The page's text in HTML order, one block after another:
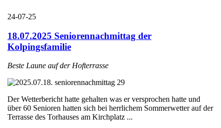
24-07-25
18.07.2025 Seniorennachmittag der
Kolpingsfamilie
Beste Laune auf der Hofterrasse
Der Wetterbericht hatte gehalten was er versprochen hatte und
über 60 Senioren hatten sich bei herrlichem Sommerwetter auf der
Terrasse des Torhauses am Kirchplatz ...